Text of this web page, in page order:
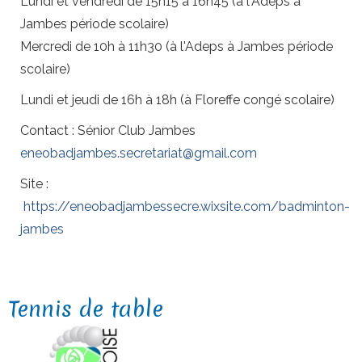
Jambes période scolaire)
Mercredi de 10h à 11h30 (à l'Adeps à Jambes période
scolaire)
Lundi et jeudi de 16h à 18h (à Floreffe congé scolaire)
Contact : Sénior Club Jambes
eneobadjambes.secretariat@gmail.com
Site :
https://eneobadjambessecre.wixsite.com/badminton-
jambes
Tennis de table